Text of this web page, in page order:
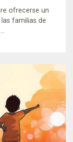
ofrecerse un
familias de